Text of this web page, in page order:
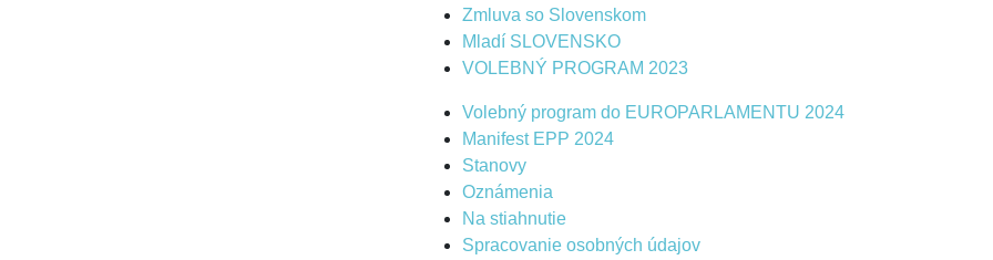
Zmluva so Slovenskom
Mladí SLOVENSKO
VOLEBNÝ PROGRAM 2023
Volebný program do EUROPARLAMENTU 2024
Manifest EPP 2024
Stanovy
Oznámenia
Na stiahnutie
Spracovanie osobných údajov